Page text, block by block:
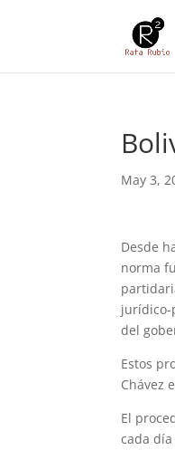
May 3,
Desde
norma
jurídico-
del
Estos
Chávez
El
cada